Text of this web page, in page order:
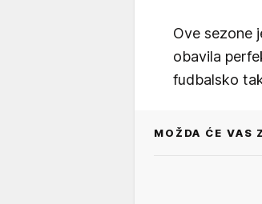
Ove sezone
obavila
fudbalsko
MOŽDA ĆE VAS